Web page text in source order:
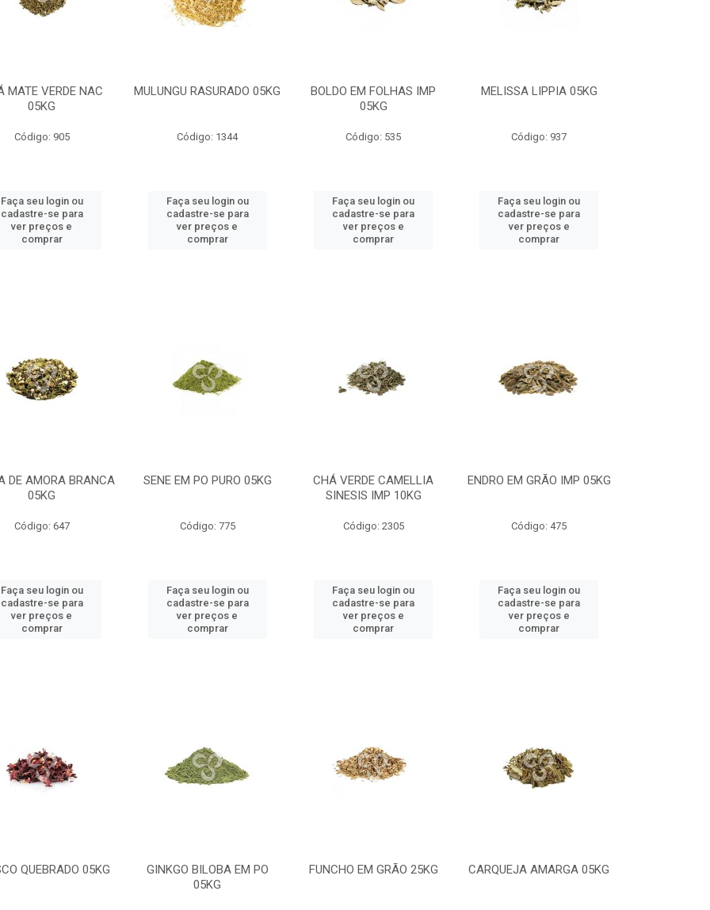
MATE VERDE NAC
05KG
Código: 905
Faça seu login ou
cadastre-se para
ver preços e
comprar
MULUNGU RASURADO 05KG
Código: 1344
Faça seu login ou
cadastre-se para
ver preços e
comprar
BOLDO EM FOLHAS IMP
05KG
Código: 535
Faça seu login ou
cadastre-se para
ver preços e
comprar
MELISSA LIPPIA 05KG
Código: 937
Faça seu login ou
cadastre-se para
ver preços e
comprar
DE AMORA BRANCA
05KG
Código: 647
Faça seu login ou
cadastre-se para
ver preços e
comprar
SENE EM PO PURO 05KG
Código: 775
Faça seu login ou
cadastre-se para
ver preços e
comprar
CHÁ VERDE CAMELLIA
SINESIS IMP 10KG
Código: 2305
Faça seu login ou
cadastre-se para
ver preços e
comprar
ENDRO EM GRÃO IMP 05KG
Código: 475
Faça seu login ou
cadastre-se para
ver preços e
comprar
QUEBRADO 05KG
GINKGO BILOBA EM PO
05KG
FUNCHO EM GRÃO 25KG CARQUEJA AMARGA 05KG